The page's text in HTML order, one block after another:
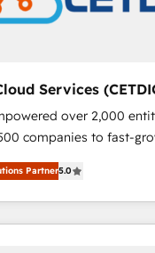
Services
over 2,000
companies to fast-
— to streamline
unlock the full
technical and industry
integration, and AI
Partner5.0